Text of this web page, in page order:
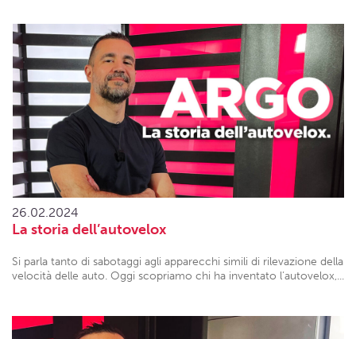
26.02.2024
La storia dell’autovelox
Si parla tanto di sabotaggi agli apparecchi simili di rilevazione della
velocità delle auto. Oggi scopriamo chi ha inventato l’autovelox,...